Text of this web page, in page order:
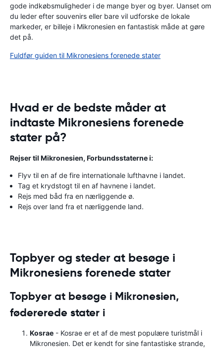
gode indkøbsmuligheder i de mange byer og byer. Uanset om
du leder efter souvenirs eller bare vil udforske de lokale
markeder, er billeje i Mikronesien en fantastisk måde at gøre
det på.
Fuldfør guiden til Mikronesiens forenede stater
Hvad er de bedste måder at
indtaste Mikronesiens forenede
stater på?
Rejser til Mikronesien, Forbundsstaterne i:
Flyv til en af ​​de fire internationale lufthavne i landet.
Tag et krydstogt til en af ​​havnene i landet.
Rejs med båd fra en nærliggende ø.
Rejs over land fra et nærliggende land.
Topbyer og steder at besøge i
Mikronesiens forenede stater
Topbyer at besøge i Mikronesien,
fødererede stater i
Kosrae - Kosrae er et af de mest populære turistmål i
Mikronesien. Det er kendt for sine fantastiske strande,